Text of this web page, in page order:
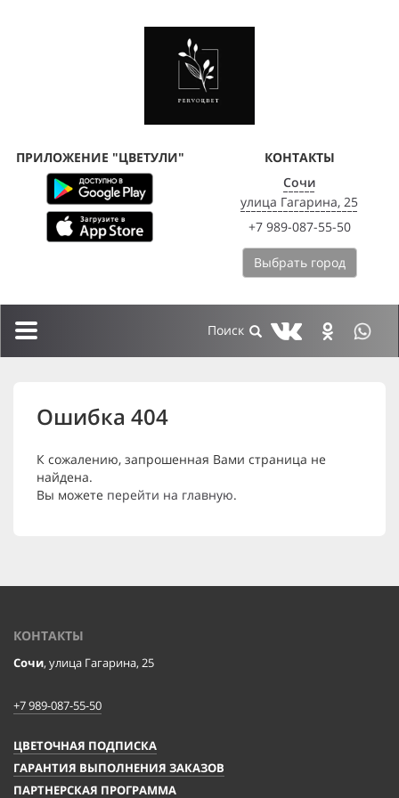
ПРИЛОЖЕНИЕ "ЦВЕТУЛИ"
КОНТАКТЫ
Сочи
улица Гагарина, 25
+7 989-087-55-50
Выбрать город
Toggle
Ошибка 404
К сожалению, запрошенная Вами страница не
найдена.
Вы можете перейти на главную.
КОНТАКТЫ
Сочи, улица Гагарина, 25
+7 989-087-55-50
ЦВЕТОЧНАЯ ПОДПИСКА
ГАРАНТИЯ ВЫПОЛНЕНИЯ ЗАКАЗОВ
ПАРТНЕРСКАЯ ПРОГРАММА